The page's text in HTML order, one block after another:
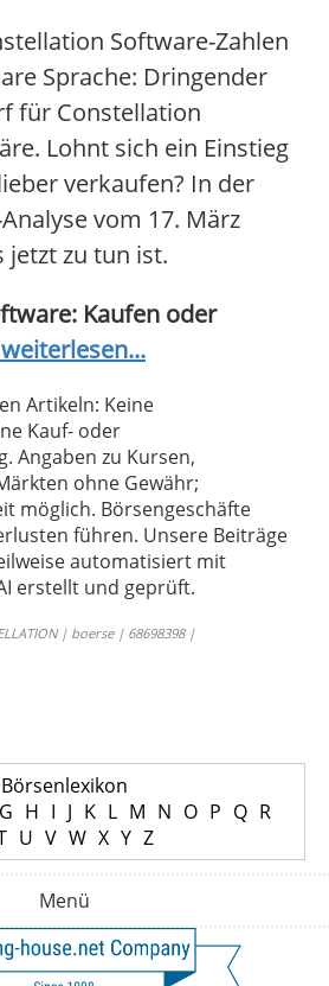
Software-Zahlen
Sprache: Dringender
für Constellation
Lohnt sich ein Einstieg
verkaufen? In der
vom 17. März
jetzt zu tun ist.
Kaufen oder
Artikeln: Keine
Kauf- oder
Angaben zu Kursen,
ohne Gewähr;
möglich. Börsengeschäfte
führen. Unsere Beiträge
automatisiert mit
erstellt und geprüft.
| boerse | 68698398 |
Börsenlexikon
G H I J K L M N O P Q R
U V W X Y Z
Menü